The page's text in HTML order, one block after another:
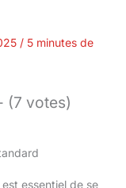
/ 5 minutes de
(7 votes)
essentiel de se